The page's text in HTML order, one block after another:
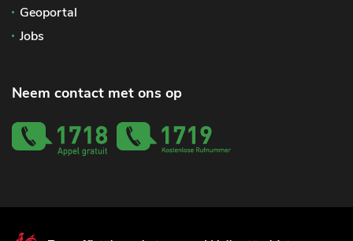
Geoportal
Jobs
Neem contact met ons op